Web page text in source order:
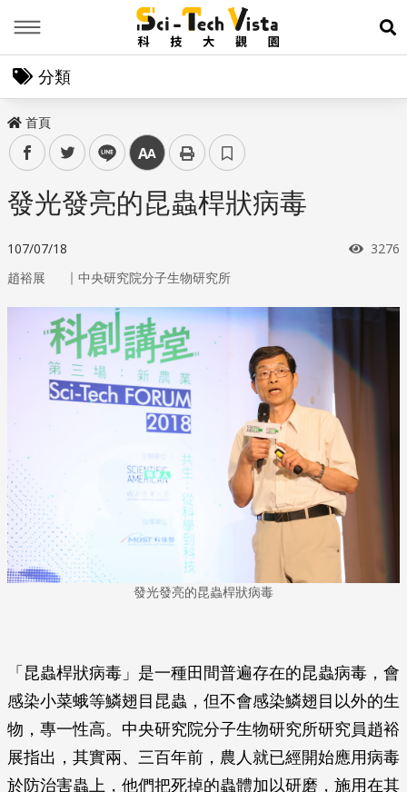
展
分類
首頁
facebooktwitter line 中
發光發亮的昆蟲桿狀病毒
107/07/18 瀏覽
3276
趙裕展 ｜ 中央研究院分子生物研究所
發光發亮的昆蟲桿狀病毒
「昆蟲桿狀病毒」是一種田間普遍存在的昆蟲病毒，會
感染小菜蛾等鱗翅目昆蟲，但不會感染鱗翅目以外的生
物，專一性高。中央研究院分子生物研究所研究員趙裕
展指出，其實兩、三百年前，農人就已經開始應用病毒
於防治害蟲上，他們把死掉的蟲體加以研磨，施用在其